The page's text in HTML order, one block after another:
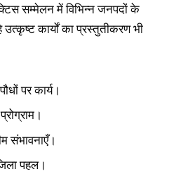
सम्मेलन में विभिन्न जनपदों के
उत्कृष्ट कार्यों का प्रस्तुतीकरण भी
पर कार्य।
संभावनाएँ।
पहल।